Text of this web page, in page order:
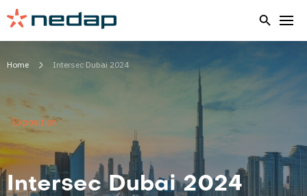
Home Intersec Dubai 2024
Exposition
Intersec Dubai 2024